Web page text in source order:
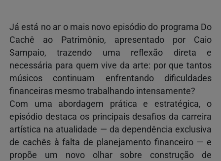
Já está no ar o mais novo episódio do programa Do
Cachê ao Patrimônio, apresentado por Caio
Sampaio, trazendo uma reflexão direta e
necessária para quem vive da arte: por que tantos
músicos continuam enfrentando dificuldades
financeiras mesmo trabalhando intensamente?
Com uma abordagem prática e estratégica, o
episódio destaca os principais desafios da carreira
artística na atualidade — da dependência exclusiva
de cachês à falta de planejamento financeiro — e
propõe um novo olhar sobre construção de